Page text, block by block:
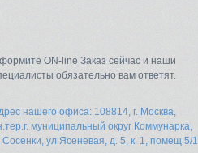
ON-line Заказ сейчас и наши
обязательно вам ответят.
нашего офиса: 108814, г. Москва,
муниципальный округ Коммунарка,
Сосенки, ул Ясеневая, д. 5, к. 1, помещ 5/1